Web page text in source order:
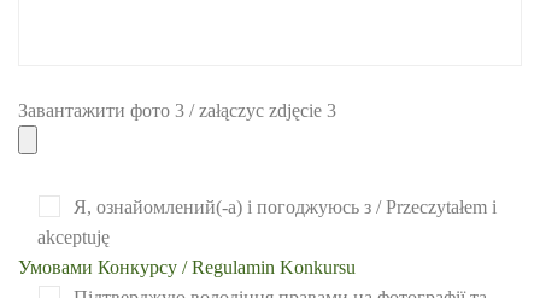
Завантажити фото 3 / załączyc zdjęcie 3
Я, ознайомлений(-а) і погоджуюсь з / Przeczytałem i
akceptuję
Умовами Конкурсу / Regulamin Konkursu